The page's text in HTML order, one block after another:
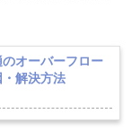
オーバーフロー
解決方法